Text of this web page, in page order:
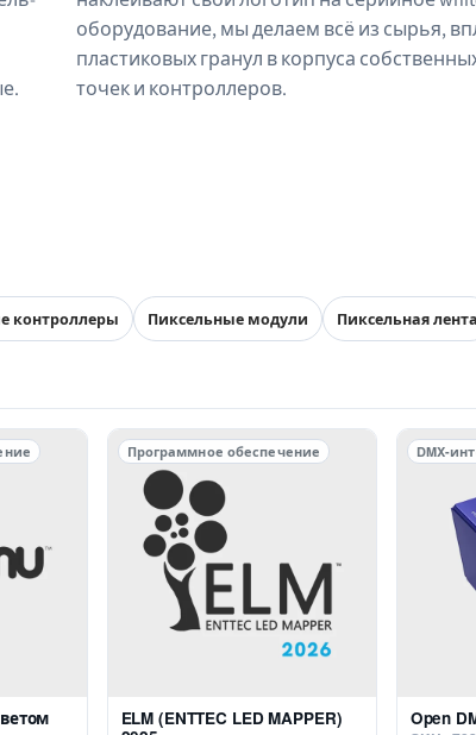
оборудование, мы делаем всё из сырья,
пластиковых гранул в корпуса
точек и контроллеров.
контроллеры Пиксельные модули Пиксельная лента
Программное обеспечение
ELM (ENTTEC LED MAPPER)
DMX-
Open